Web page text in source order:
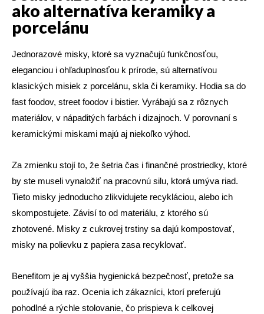
ako alternatíva keramiky a
porcelánu
Jednorazové misky, ktoré sa vyznačujú funkčnosťou,
eleganciou i ohľaduplnosťou k prírode, sú alternatívou
klasických misiek z porcelánu, skla či keramiky. Hodia sa do
fast foodov, street foodov i bistier. Vyrábajú sa z rôznych
materiálov, v nápaditých farbách i dizajnoch. V porovnaní s
keramickými miskami majú aj niekoľko výhod.
Za zmienku stojí to, že šetria čas i finančné prostriedky, ktoré
by ste museli vynaložiť na pracovnú silu, ktorá umýva riad.
Tieto misky jednoducho zlikvidujete recykláciou, alebo ich
skompostujete. Závisí to od materiálu, z ktorého sú
zhotovené. Misky z cukrovej trstiny sa dajú kompostovať,
misky na polievku z papiera zasa recyklovať.
Benefitom je aj vyššia hygienická bezpečnosť, pretože sa
používajú iba raz. Ocenia ich zákazníci, ktorí preferujú
pohodlné a rýchle stolovanie, čo prispieva k celkovej